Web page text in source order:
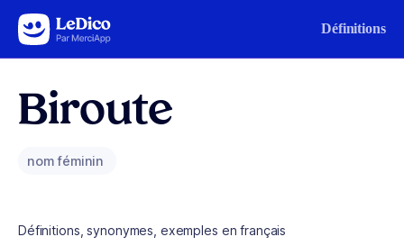
Aller au contenu Définitions
Biroute
nom féminin
Définitions, synonymes, exemples en français